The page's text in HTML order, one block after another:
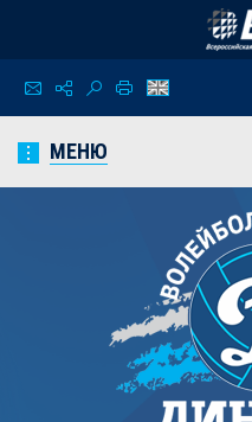
МЕНЮ